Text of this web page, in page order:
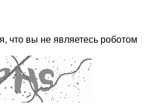
что вы не являетесь роботом